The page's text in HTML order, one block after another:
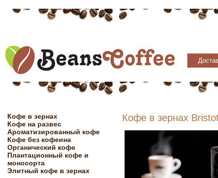
Кофе в зернах
Кофе на развес
Ароматизированный кофе
Кофе без кофеина
Органический кофе
Плантационный кофе и
моносорта
Элитный кофе в зернах
Кофе в зернах